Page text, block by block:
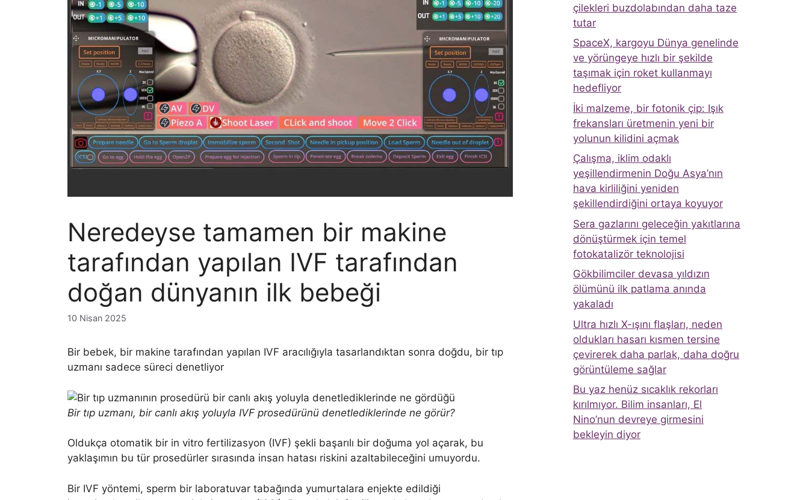
Neredeyse tamamen bir makine
tarafından yapılan IVF tarafından
doğan dünyanın ilk bebeği
10 Nisan 2025
Bir bebek, bir makine tarafından yapılan IVF aracılığıyla tasarlandıktan sonra doğdu, bir tıp
uzmanı sadece süreci denetliyor
Bir tıp uzmanı, bir canlı akış yoluyla IVF prosedürünü denetlediklerinde ne görür?
Oldukça otomatik bir in vitro fertilizasyon (IVF) şekli başarılı bir doğuma yol açarak, bu
yaklaşımın bu tür prosedürler sırasında insan hatası riskini azaltabileceğini umuyordu.
Bir IVF yöntemi, sperm bir laboratuvar tabağında yumurtalara enjekte edildiği
çilekleri buzdolabından daha taze
tutar
SpaceX, kargoyu Dünya genelinde
ve yörüngeye hızlı bir şekilde
taşımak için roket kullanmayı
hedefliyor
İki malzeme, bir fotonik çip: Işık
frekansları üretmenin yeni bir
yolunun kilidini açmak
Çalışma, iklim odaklı
yeşillendirmenin Doğu Asya’nın
hava kirliliğini yeniden
şekillendirdiğini ortaya koyuyor
Sera gazlarını geleceğin yakıtlarına
dönüştürmek için temel
fotokatalizör teknolojisi
Gökbilimciler devasa yıldızın
ölümünü ilk patlama anında
yakaladı
Ultra hızlı X-ışını flaşları, neden
oldukları hasarı kısmen tersine
çevirerek daha parlak, daha doğru
görüntüleme sağlar
Bu yaz henüz sıcaklık rekorları
kırılmıyor. Bilim insanları, El
Nino’nun devreye girmesini
bekleyin diyor